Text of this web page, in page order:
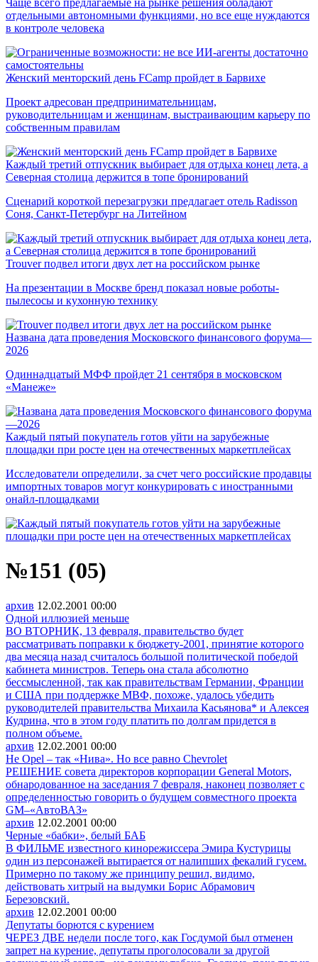
Чаще всего предлагаемые на рынке решения обладают
отдельными автономными функциями, но все еще нуждаются
в контроле человека
Женский менторский день FCamp пройдет в Барвихе
Проект адресован предпринимательницам,
руководительницам и женщинам, выстраивающим карьеру по
собственным правилам
Каждый третий отпускник выбирает для отдыха конец лета, а
Северная столица держится в топе бронирований
Сценарий короткой перезагрузки предлагает отель Radisson
Соня, Санкт-Петербург на Литейном
Trouver подвел итоги двух лет на российском рынке
На презентации в Москве бренд показал новые роботы-
пылесосы и кухонную технику
Названа дата проведения Московского финансового форума—
2026
Одиннадцатый МФФ пройдет 21 сентября в московском
«Манеже»
Каждый пятый покупатель готов уйти на зарубежные
площадки при росте цен на отечественных маркетплейсах
Исследователи определили, за счет чего российские продавцы
импортных товаров могут конкурировать с иностранными
онайл-площадками
№151 (05)
архив 12.02.2001 00:00
Одной иллюзией меньше
ВО ВТОРНИК, 13 февраля, правительство будет
рассматривать поправки к бюджету-2001, принятие которого
два месяца назад считалось большой политической победой
кабинета министров. Теперь она стала абсолютно
бессмысленной, так как правительствам Германии, Франции
и США при поддержке МВФ, похоже, удалось убедить
руководителей правительства Михаила Касьянова* и Алексея
Кудрина, что в этом году платить по долгам придется в
полном объеме.
архив 12.02.2001 00:00
Не Opel – так «Нива». Но все равно Chevrolet
РЕШЕНИЕ совета директоров корпорации General Motors,
обнародованное на заседания 7 февраля, наконец позволяет с
определенностью говорить о будущем совместного проекта
GM–«АвтоВАЗ»
архив 12.02.2001 00:00
Черные «бабки», белый БАБ
В ФИЛЬМЕ известного кинорежиссера Эмира Кустурицы
один из персонажей вытирается от налипших фекалий гусем.
Примерно по такому же принципу решил, видимо,
действовать хитрый на выдумки Борис Абрамович
Березовский.
архив 12.02.2001 00:00
Депутаты борются с курением
ЧЕРЕЗ ДВЕ недели после того, как Госдумой был отменен
запрет на курение, депутаты проголосовали за другой